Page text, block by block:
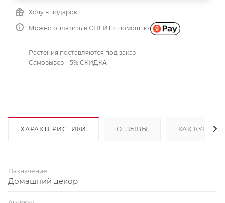
Хочу в подарок
Можно оплатить в СПЛИТ с помощью
Растения поставляются под заказ
Самовывоз – 5% СКИДКА
ХАРАКТЕРИСТИКИ ОТЗЫВЫ КАК КУПИТЬ
Назначение
Домашний декор